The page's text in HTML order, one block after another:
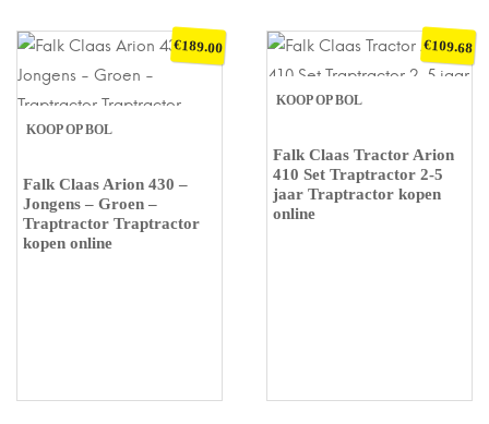
KOOP OP BOL
Falk Claas Arion 430 –
Jongens – Groen –
Traptractor Traptractor
kopen online
€189.00
KOOP OP BOL
Falk Claas Tractor Arion
410 Set Traptractor 2-5
jaar Traptractor kopen
online
€109.68